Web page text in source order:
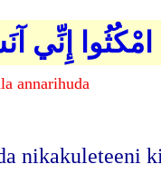
امْكُثُوا
annarihuda
nikakuleteeni